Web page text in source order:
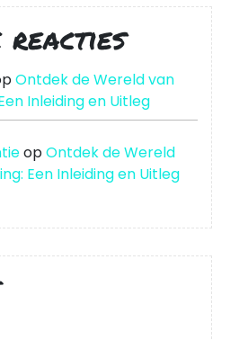
reacties
Ontdek de Wereld van
Inleiding en Uitleg
opOntdek de Wereld
Een Inleiding en Uitleg